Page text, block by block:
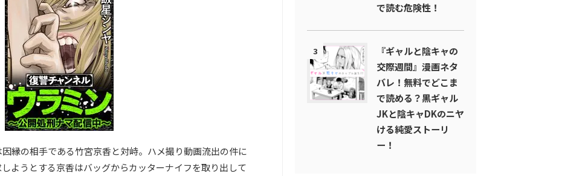
縁の相手である竹宮京香と対峙。ハメ撮り動画流出の件に
ようとする京香はバッグからカッターナイフを取り出して
で読む危険性！
3
『ギャルと陰キャの
交際週間』漫画ネタ
バレ！無料でどこま
で読める？黒ギャル
JKと陰キャDKのニヤ
ける純愛ストーリ
ー！